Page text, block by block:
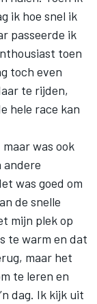
ik hoe snel ik
passeerde ik
toen
toch even
te rijden,
hele race kan
maar was ook
andere
was goed om
de snelle
mijn plek op
te warm en dat
maar het
te leren en
dag. Ik kijk uit